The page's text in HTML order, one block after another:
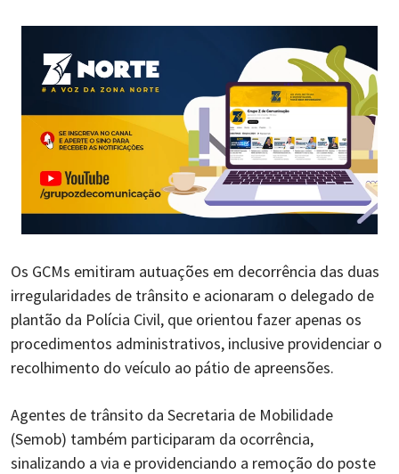
Os GCMs emitiram autuações em decorrência das duas
irregularidades de trânsito e acionaram o delegado de
plantão da Polícia Civil, que orientou fazer apenas os
procedimentos administrativos, inclusive providenciar o
recolhimento do veículo ao pátio de apreensões.
Agentes de trânsito da Secretaria de Mobilidade
(Semob) também participaram da ocorrência,
sinalizando a via e providenciando a remoção do poste